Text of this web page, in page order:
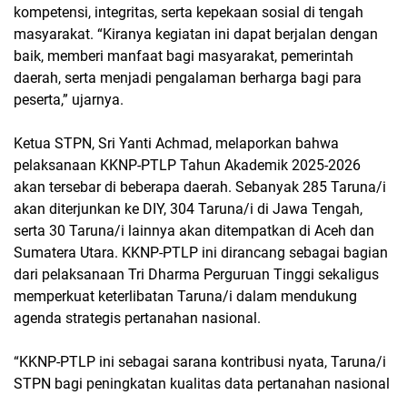
kompetensi, integritas, serta kepekaan sosial di tengah
masyarakat. “Kiranya kegiatan ini dapat berjalan dengan
baik, memberi manfaat bagi masyarakat, pemerintah
daerah, serta menjadi pengalaman berharga bagi para
peserta,” ujarnya.
Ketua STPN, Sri Yanti Achmad, melaporkan bahwa
pelaksanaan KKNP-PTLP Tahun Akademik 2025-2026
akan tersebar di beberapa daerah. Sebanyak 285 Taruna/i
akan diterjunkan ke DIY, 304 Taruna/i di Jawa Tengah,
serta 30 Taruna/i lainnya akan ditempatkan di Aceh dan
Sumatera Utara. KKNP-PTLP ini dirancang sebagai bagian
dari pelaksanaan Tri Dharma Perguruan Tinggi sekaligus
memperkuat keterlibatan Taruna/i dalam mendukung
agenda strategis pertanahan nasional.
“KKNP-PTLP ini sebagai sarana kontribusi nyata, Taruna/i
STPN bagi peningkatan kualitas data pertanahan nasional